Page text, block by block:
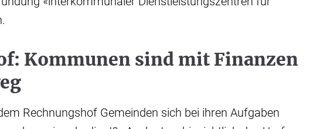
Kommunen sind mit Finanzen
Rechnungshof Gemeinden sich bei ihren Aufgaben